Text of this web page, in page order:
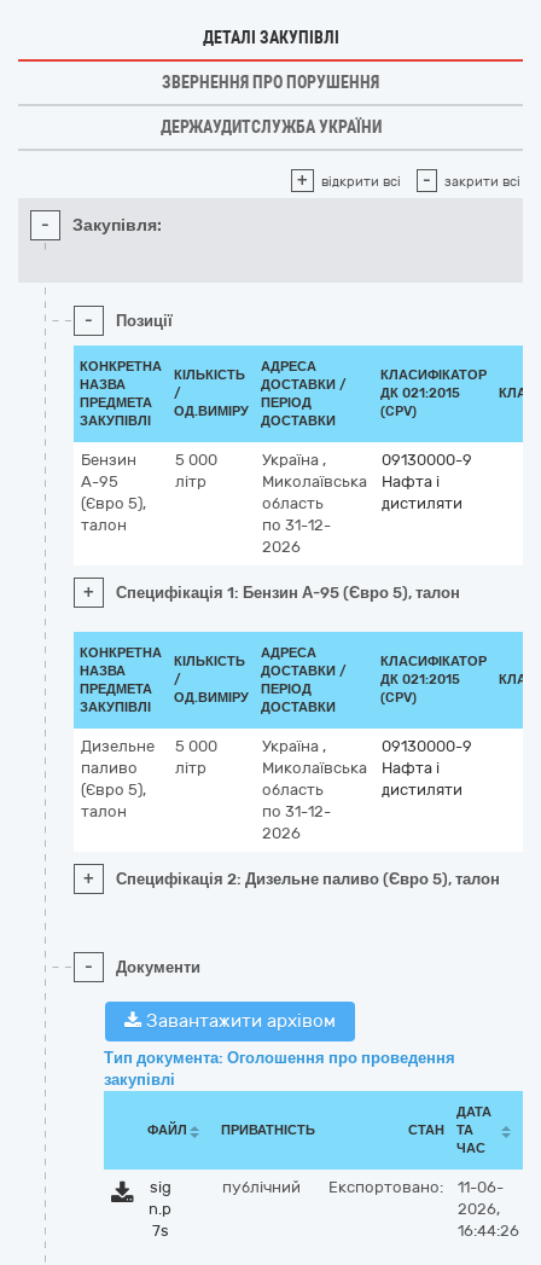
ДЕТАЛІ ЗАКУПІВЛІ
ЗВЕРНЕННЯ ПРО ПОРУШЕННЯ
ДЕРЖАУДИТСЛУЖБА УКРАЇНИ
+ відкрити всі - закрити всі
- Закупівля:
- Позиції
КОНКРЕТНА
НАЗВА
ПРЕДМЕТА
ЗАКУПІВЛІ
КІЛЬКІСТЬ
/
ОД.ВИМІРУ
АДРЕСА
ДОСТАВКИ /
ПЕРІОД
ДОСТАВКИ
КЛАСИФІКАТОР
ДК 021:2015
(CPV)
Бензин
А-95
(Євро 5),
талон
5 000
літр
Україна ,
Миколаївська
область
по 31-12-
2026
09130000-9
Нафта і
дистиляти
+ Специфікація 1: Бензин А-95 (Євро 5), талон
КОНКРЕТНА
НАЗВА
ПРЕДМЕТА
ЗАКУПІВЛІ
КІЛЬКІСТЬ
/
ОД.ВИМІРУ
АДРЕСА
ДОСТАВКИ /
ПЕРІОД
ДОСТАВКИ
КЛАСИФІКАТОР
ДК 021:2015
(CPV)
Дизельне
паливо
(Євро 5),
талон
5 000
літр
Україна ,
Миколаївська
область
по 31-12-
2026
09130000-9
Нафта і
дистиляти
+ Специфікація 2: Дизельне паливо (Євро 5), талон
- Документи
Завантажити архівом
Тип документа: Оголошення про проведення
закупівлі
ФАЙЛ ПРИВАТНІСТЬ СТАН
ДАТА
ТА
ЧАС
sig
n.p
7s
публічний Експортовано:
11-06-
2026,
16:44:26